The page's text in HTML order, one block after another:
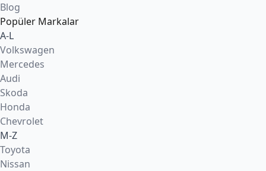
Blog
Popüler Markalar
A-L
Volkswagen
Mercedes
Audi
Skoda
Honda
Chevrolet
M-Z
Toyota
Nissan